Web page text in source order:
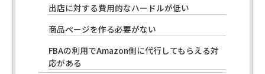
出店に対する費用的なハードルが低い
商品ページを作る必要がない
FBAの利用でAmazon側に代行してもらえる対
応がある